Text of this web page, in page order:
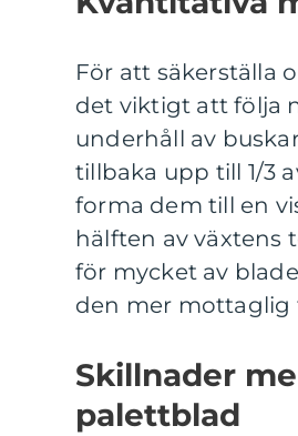
För att säkerställa
det viktigt att följa
underhåll av
tillbaka upp till 1/3
forma dem till en
hälften av växtens
för mycket av
den mer mottaglig
Skillnader
palettblad